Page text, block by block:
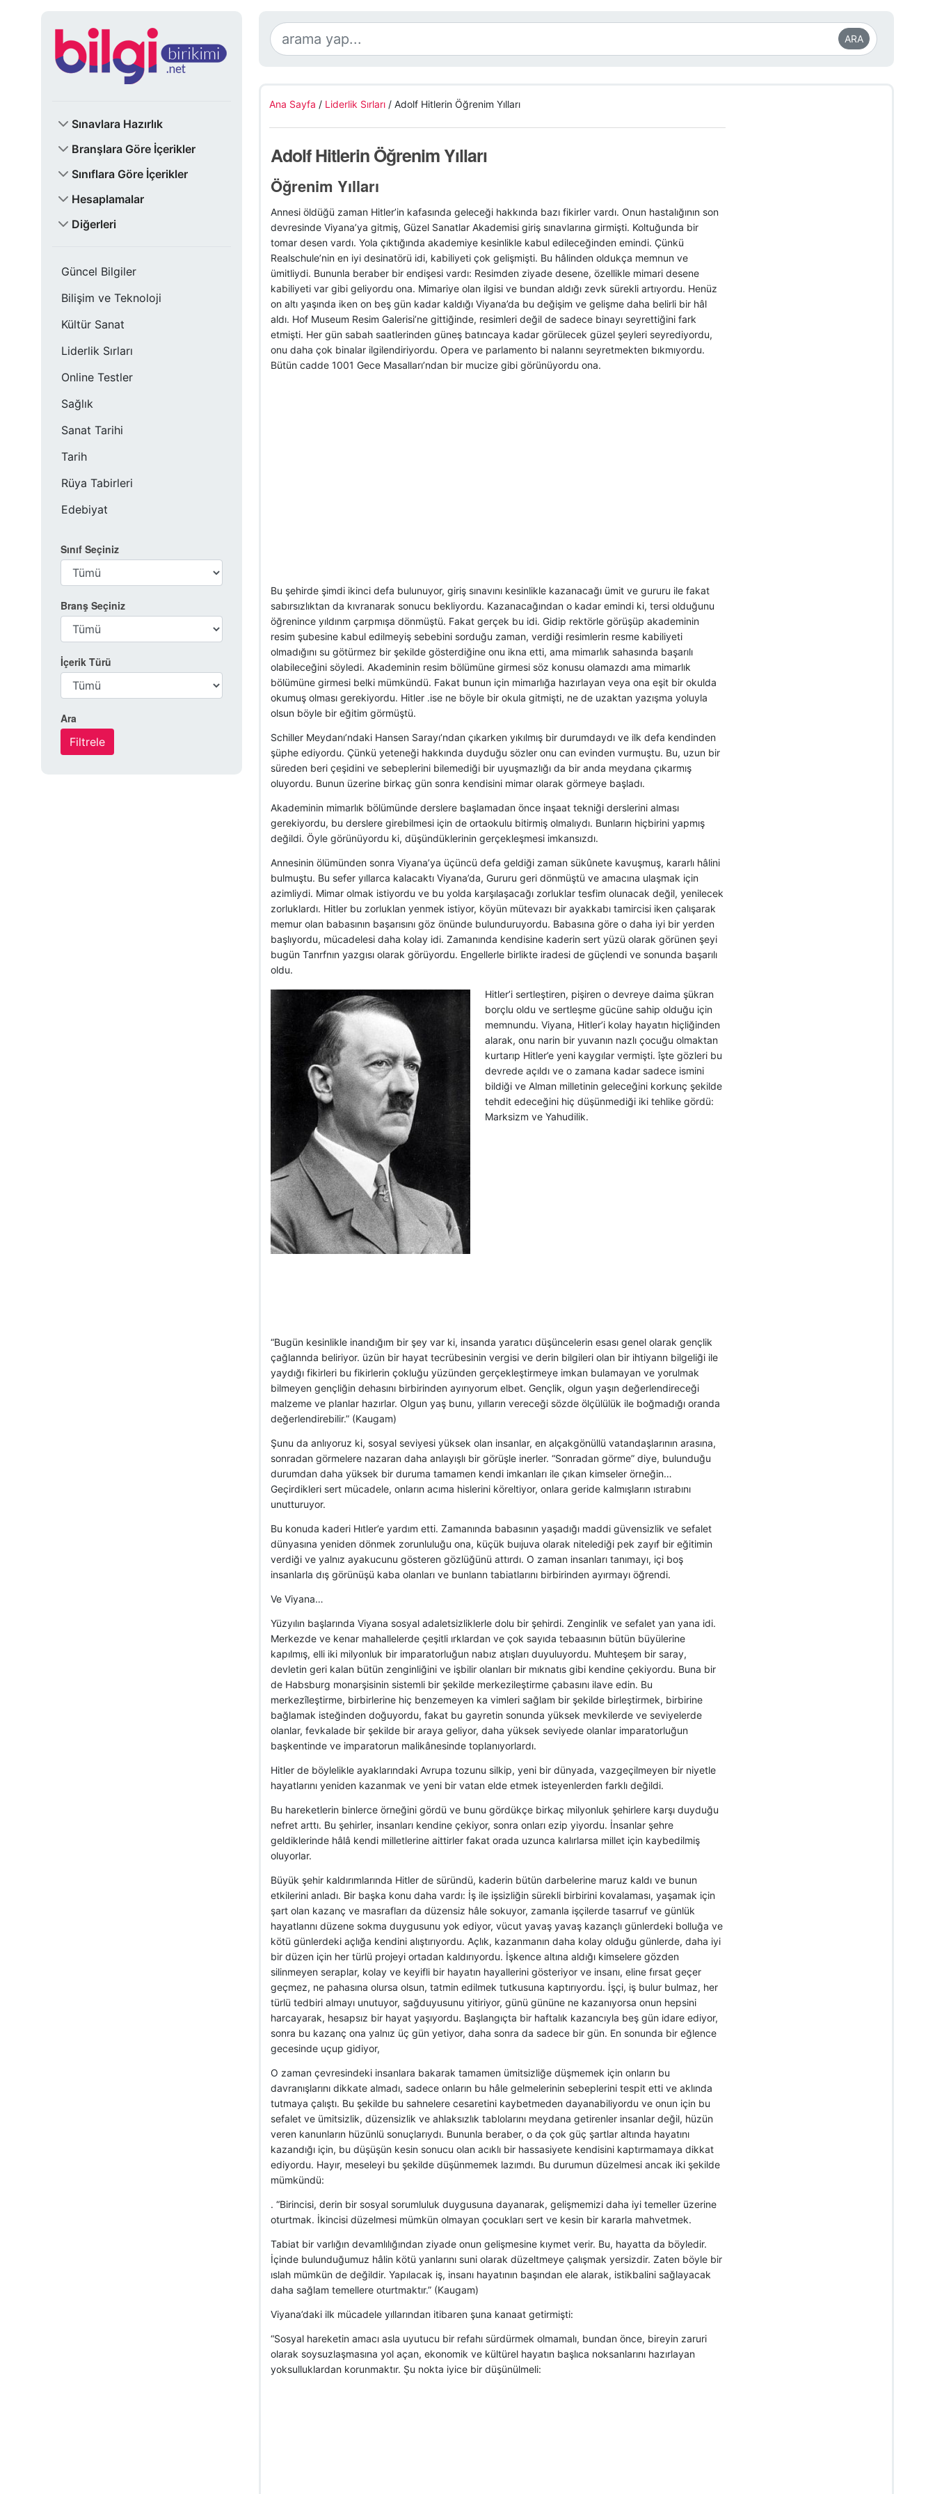
Sınavlara Hazırlık
Branşlara Göre İçerikler
Sınıflara Göre İçerikler
Hesaplamalar
Diğerleri
Güncel Bilgiler
Bilişim ve Teknoloji
Kültür Sanat
Liderlik Sırları
Online Testler
Sağlık
Sanat Tarihi
Tarih
Rüya Tabirleri
Edebiyat
Sınıf Seçiniz
Branş Seçiniz
İçerik Türü
Ara
ARA
Ana Sayfa / Liderlik Sırları/ Adolf Hitlerin Öğrenim Yılları
Adolf Hitlerin Öğrenim Yılları
Öğrenim Yılları
Annesi öldüğü zaman Hitler’in kafasında geleceği hakkında bazı fikirler vardı. Onun hastalığının son
devresinde Viyana’ya gitmiş, Güzel Sanatlar Akademisi giriş sınavlarına girmişti. Koltuğunda bir
tomar desen vardı. Yola çıktığında akademiye kesinlikle kabul edileceğinden emindi. Çünkü
Realschule’nin en iyi desinatörü idi, kabiliyeti çok gelişmişti. Bu hâlinden oldukça memnun ve
ümitliydi. Bununla beraber bir endişesi vardı: Resimden ziyade desene, özellikle mimari desene
kabiliyeti var gibi geliyordu ona. Mimariye olan ilgisi ve bundan aldığı zevk sürekli artıyordu. Henüz
on altı yaşında iken on beş gün kadar kaldığı Viyana’da bu değişim ve gelişme daha belirli bir hâl
aldı. Hof Museum Resim Galerisi’ne gittiğinde, resimleri değil de sadece binayı seyrettiğini fark
etmişti. Her gün sabah saatlerinden güneş batıncaya kadar görülecek güzel şeyleri seyrediyordu,
onu daha çok binalar ilgilendiriyordu. Opera ve parlamento bi nalannı seyretmekten bıkmıyordu.
Bütün cadde 1001 Gece Masalları’ndan bir mucize gibi görünüyordu ona.
Bu şehirde şimdi ikinci defa bulunuyor, giriş sınavını kesinlikle kazanacağı ümit ve gururu ile fakat
sabırsızlıktan da kıvranarak sonucu bekliyordu. Kazanacağından o kadar emindi ki, tersi olduğunu
öğrenince yıldınm çarpmışa dönmüştü. Fakat gerçek bu idi. Gidip rektörle görüşüp akademinin
resim şubesine kabul edilmeyiş sebebini sorduğu zaman, verdiği resimlerin resme kabiliyeti
olmadığını su götürmez bir şekilde gösterdiğine onu ikna etti, ama mimarlık sahasında başarılı
olabileceğini söyledi. Akademinin resim bölümüne girmesi söz konusu olamazdı ama mimarlık
bölümüne girmesi belki mümkündü. Fakat bunun için mimarlığa hazırlayan veya ona eşit bir okulda
okumuş olması gerekiyordu. Hitler .ise ne böyle bir okula gitmişti, ne de uzaktan yazışma yoluyla
olsun böyle bir eğitim görmüştü.
Schiller Meydanı’ndaki Hansen Sarayı’ndan çıkarken yıkılmış bir durumdaydı ve ilk defa kendinden
şüphe ediyordu. Çünkü yeteneği hakkında duyduğu sözler onu can evinden vurmuştu. Bu, uzun bir
süreden beri çeşidini ve sebeplerini bilemediği bir uyuşmazlığı da bir anda meydana çıkarmış
oluyordu. Bunun üzerine birkaç gün sonra kendisini mimar olarak görmeye başladı.
Akademinin mimarlık bölümünde derslere başlamadan önce inşaat tekniği derslerini alması
gerekiyordu, bu derslere girebilmesi için de ortaokulu bitirmiş olmalıydı. Bunların hiçbirini yapmış
değildi. Öyle görünüyordu ki, düşündüklerinin gerçekleşmesi imkansızdı.
Annesinin ölümünden sonra Viyana’ya üçüncü defa geldiği zaman sükûnete kavuşmuş, kararlı hâlini
bulmuştu. Bu sefer yıllarca kalacaktı Viyana’da, Gururu geri dönmüştü ve amacına ulaşmak için
azimliydi. Mimar olmak istiyordu ve bu yolda karşılaşacağı zorluklar tesfim olunacak değil, yenilecek
zorluklardı. Hitler bu zorluklan yenmek istiyor, köyün mütevazı bir ayakkabı tamircisi iken çalışarak
memur olan babasının başarısını göz önünde bulunduruyordu. Babasına göre o daha iyi bir yerden
başlıyordu, mücadelesi daha kolay idi. Zamanında kendisine kaderin sert yüzü olarak görünen şeyi
bugün Tanrfnın yazgısı olarak görüyordu. Engellerle birlikte iradesi de güçlendi ve sonunda başarılı
oldu.
Hitler’i sertleştiren, pişiren o devreye daima şükran
borçlu oldu ve sertleşme gücüne sahip olduğu için
memnundu. Viyana, Hitler’i kolay hayatın hiçliğinden
alarak, onu narin bir yuvanın nazlı çocuğu olmaktan
kurtarıp Hitler’e yeni kaygılar vermişti. îşte gözleri bu
devrede açıldı ve o zamana kadar sadece ismini
bildiği ve Alman milletinin geleceğini korkunç şekilde
tehdit edeceğini hiç düşünmediği iki tehlike gördü:
Marksizm ve Yahudilik.
“Bugün kesinlikle inandığım bir şey var ki, insanda yaratıcı düşüncelerin esası genel olarak gençlik
çağlannda beliriyor. üzün bir hayat tecrübesinin vergisi ve derin bilgileri olan bir ihtiyann bilgeliği ile
yaydığı fikirleri bu fikirlerin çokluğu yüzünden gerçekleştirmeye imkan bulamayan ve yorulmak
bilmeyen gençliğin dehasını birbirinden ayırıyorum elbet. Gençlik, olgun yaşın değerlendireceği
malzeme ve planlar hazırlar. Olgun yaş bunu, yılların vereceği sözde ölçülülük ile boğmadığı oranda
değerlendirebilir.” (Kaugam)
Şunu da anlıyoruz ki, sosyal seviyesi yüksek olan insanlar, en alçakgönüllü vatandaşlarının arasına,
sonradan görmelere nazaran daha anlayışlı bir görüşle inerler. “Sonradan görme” diye, bulunduğu
durumdan daha yüksek bir duruma tamamen kendi imkanları ile çıkan kimseler örneğin…
Geçirdikleri sert mücadele, onların acıma hislerini köreltiyor, onlara geride kalmışların ıstırabını
unutturuyor.
Bu konuda kaderi Hıtler’e yardım etti. Zamanında babasının yaşadığı maddi güvensizlik ve sefalet
dünyasına yeniden dönmek zorunluluğu ona, küçük buıjuva olarak nitelediği pek zayıf bir eğitimin
verdiği ve yalnız ayakucunu gösteren gözlüğünü attırdı. O zaman insanları tanımayı, içi boş
insanlarla dış görünüşü kaba olanları ve bunlann tabiatlarını birbirinden ayırmayı öğrendi.
Ve Viyana…
Yüzyılın başlarında Viyana sosyal adaletsizliklerle dolu bir şehirdi. Zenginlik ve sefalet yan yana idi.
Merkezde ve kenar mahallelerde çeşitli ırklardan ve çok sayıda tebaasının bütün büyülerine
kapılmış, elli iki milyonluk bir imparatorluğun nabız atışları duyuluyordu. Muhteşem bir saray,
devletin geri kalan bütün zenginliğini ve işbilir olanları bir mıknatıs gibi kendine çekiyordu. Buna bir
de Habsburg monarşisinin sistemli bir şekilde merkezileştirme çabasını ilave edin. Bu
merkezîleştirme, birbirlerine hiç benzemeyen ka vimleri sağlam bir şekilde birleştirmek, birbirine
bağlamak isteğinden doğuyordu, fakat bu gayretin sonunda yüksek mevkilerde ve seviyelerde
olanlar, fevkalade bir şekilde bir araya geliyor, daha yüksek seviyede olanlar imparatorluğun
başkentinde ve imparatorun malikânesinde toplanıyorlardı.
Hitler de böylelikle ayaklarındaki Avrupa tozunu silkip, yeni bir dünyada, vazgeçilmeyen bir niyetle
hayatlarını yeniden kazanmak ve yeni bir vatan elde etmek isteyenlerden farklı değildi.
Bu hareketlerin binlerce örneğini gördü ve bunu gördükçe birkaç milyonluk şehirlere karşı duyduğu
nefret arttı. Bu şehirler, insanları kendine çekiyor, sonra onları ezip yiyordu. İnsanlar şehre
geldiklerinde hâlâ kendi milletlerine aittirler fakat orada uzunca kalırlarsa millet için kaybedilmiş
oluyorlar.
Büyük şehir kaldırımlarında Hitler de süründü, kaderin bütün darbelerine maruz kaldı ve bunun
etkilerini anladı. Bir başka konu daha vardı: İş ile işsizliğin sürekli birbirini kovalaması, yaşamak için
şart olan kazanç ve masrafları da düzensiz hâle sokuyor, zamanla işçilerde tasarruf ve günlük
hayatlannı düzene sokma duygusunu yok ediyor, vücut yavaş yavaş kazançlı günlerdeki bolluğa ve
kötü günlerdeki açlığa kendini alıştırıyordu. Açlık, kazanmanın daha kolay olduğu günlerde, daha iyi
bir düzen için her türlü projeyi ortadan kaldırıyordu. İşkence altına aldığı kimselere gözden
silinmeyen seraplar, kolay ve keyifli bir hayatın hayallerini gösteriyor ve insanı, eline fırsat geçer
geçmez, ne pahasına olursa olsun, tatmin edilmek tutkusuna kaptırıyordu. İşçi, iş bulur bulmaz, her
türlü tedbiri almayı unutuyor, sağduyusunu yitiriyor, günü gününe ne kazanıyorsa onun hepsini
harcayarak, hesapsız bir hayat yaşıyordu. Başlangıçta bir haftalık kazancıyla beş gün idare ediyor,
sonra bu kazanç ona yalnız üç gün yetiyor, daha sonra da sadece bir gün. En sonunda bir eğlence
gecesinde uçup gidiyor,
O zaman çevresindeki insanlara bakarak tamamen ümitsizliğe düşmemek için onların bu
davranışlarını dikkate almadı, sadece onların bu hâle gelmelerinin sebeplerini tespit etti ve aklında
tutmaya çalıştı. Bu şekilde bu sahnelere cesaretini kaybetmeden dayanabiliyordu ve onun için bu
sefalet ve ümitsizlik, düzensizlik ve ahlaksızlık tablolarını meydana getirenler insanlar değil, hüzün
veren kanunların hüzünlü sonuçlarıydı. Bununla beraber, o da çok güç şartlar altında hayatını
kazandığı için, bu düşüşün kesin sonucu olan acıklı bir hassasiyete kendisini kaptırmamaya dikkat
ediyordu. Hayır, meseleyi bu şekilde düşünmemek lazımdı. Bu durumun düzelmesi ancak iki şekilde
mümkündü:
. “Birincisi, derin bir sosyal sorumluluk duygusuna dayanarak, gelişmemizi daha iyi temeller üzerine
oturtmak. İkincisi düzelmesi mümkün olmayan çocukları sert ve kesin bir kararla mahvetmek.
Tabiat bir varlığın devamlılığından ziyade onun gelişmesine kıymet verir. Bu, hayatta da böyledir.
İçinde bulunduğumuz hâlin kötü yanlarını suni olarak düzeltmeye çalışmak yersizdir. Zaten böyle bir
ıslah mümkün de değildir. Yapılacak iş, insanı hayatının başından ele alarak, istikbalini sağlayacak
daha sağlam temellere oturtmaktır.” (Kaugam)
Viyana’daki ilk mücadele yıllarından itibaren şuna kanaat getirmişti:
“Sosyal hareketin amacı asla uyutucu bir refahı sürdürmek olmamalı, bundan önce, bireyin zaruri
olarak soysuzlaşmasına yol açan, ekonomik ve kültürel hayatın başlıca noksanlarını hazırlayan
yoksulluklardan korunmaktır. Şu nokta iyice bir düşünülmeli: